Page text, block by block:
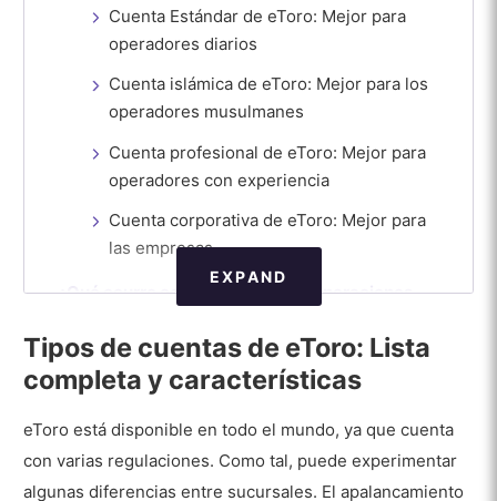
Cuenta Estándar de eToro: Mejor para
operadores diarios
Cuenta islámica de eToro: Mejor para los
operadores musulmanes
Cuenta profesional de eToro: Mejor para
operadores con experiencia
Cuenta corporativa de eToro: Mejor para
las empresas
¿Qué ocurre con las cuentas de operaciones
EXPAND
Tipos de cuentas de eToro: Lista
completa y características
eToro está disponible en todo el mundo, ya que cuenta
con varias regulaciones. Como tal, puede experimentar
algunas diferencias entre sucursales. El apalancamiento